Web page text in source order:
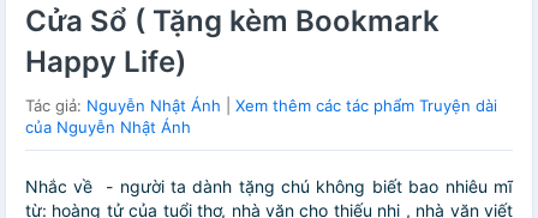
Cửa Sổ ( Tặng kèm Bookmark
Happy Life)
Tác giả: Nguyễn Nhật Ánh
Xem thêm các tác phẩm Truyện dài
của Nguyễn Nhật Ánh
Nhắc về - người ta dành tặng chú không biết bao nhiêu mĩ
từ: hoàng tử của tuổi thơ, nhà văn cho thiếu nhi , nhà văn viết